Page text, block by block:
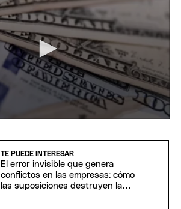
TE PUEDE INTERESAR
El error invisible que genera
conflictos en las empresas: cómo
las suposiciones destruyen la